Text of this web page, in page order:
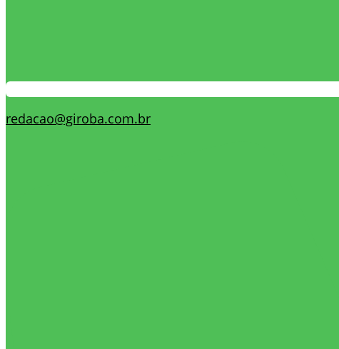
redacao@giroba.com.br